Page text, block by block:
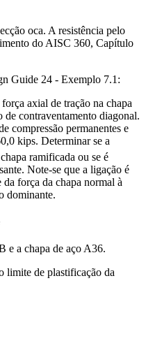
oca. A resistência pelo
do AISC 360, Capítulo
Guide 24 - Exemplo 7.1:
axial de tração na chapa
contraventamento diagonal.
compressão permanentes e
kips. Determinar se a
ramificada ou se é
Note-se que a ligação é
força da chapa normal à
dominante.
e a chapa de aço A36.
limite de plastificação da